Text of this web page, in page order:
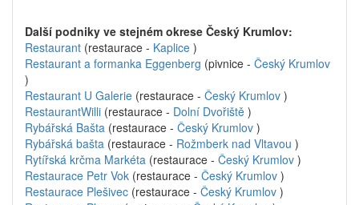
Další podniky ve stejném okrese Český Krumlov:
Restaurant (restaurace - Kaplice )
Restaurant a formanka Eggenberg (pivnice - Český Krumlov
)
Restaurant U Galerie (restaurace - Český Krumlov )
RestaurantWilli (restaurace - Dolní Dvořiště )
Rybářská Bašta (restaurace - Český Krumlov )
Rybářská bašta (restaurace - Rožmberk nad Vltavou )
Rytířská krčma Markéta (restaurace - Český Krumlov )
Restaurace Petr Vok (restaurace - Český Krumlov )
Restaurace Plešivec (restaurace - Český Krumlov )